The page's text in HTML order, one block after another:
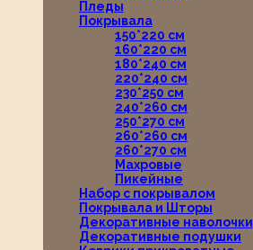
Пледы
Покрывала
150*220 см
160*220 см
180*240 см
220*240 см
230*250 см
240*260 см
250*270 см
260*260 см
260*270 см
Махровые
Пикейные
Набор с покрывалом
Покрывала и Шторы
Декоративные наволочки
Декоративные подушки